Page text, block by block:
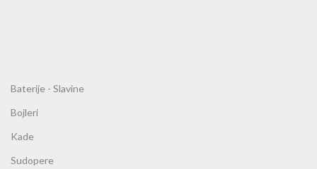
Baterije - Slavine
Bojleri
Kade
Sudopere